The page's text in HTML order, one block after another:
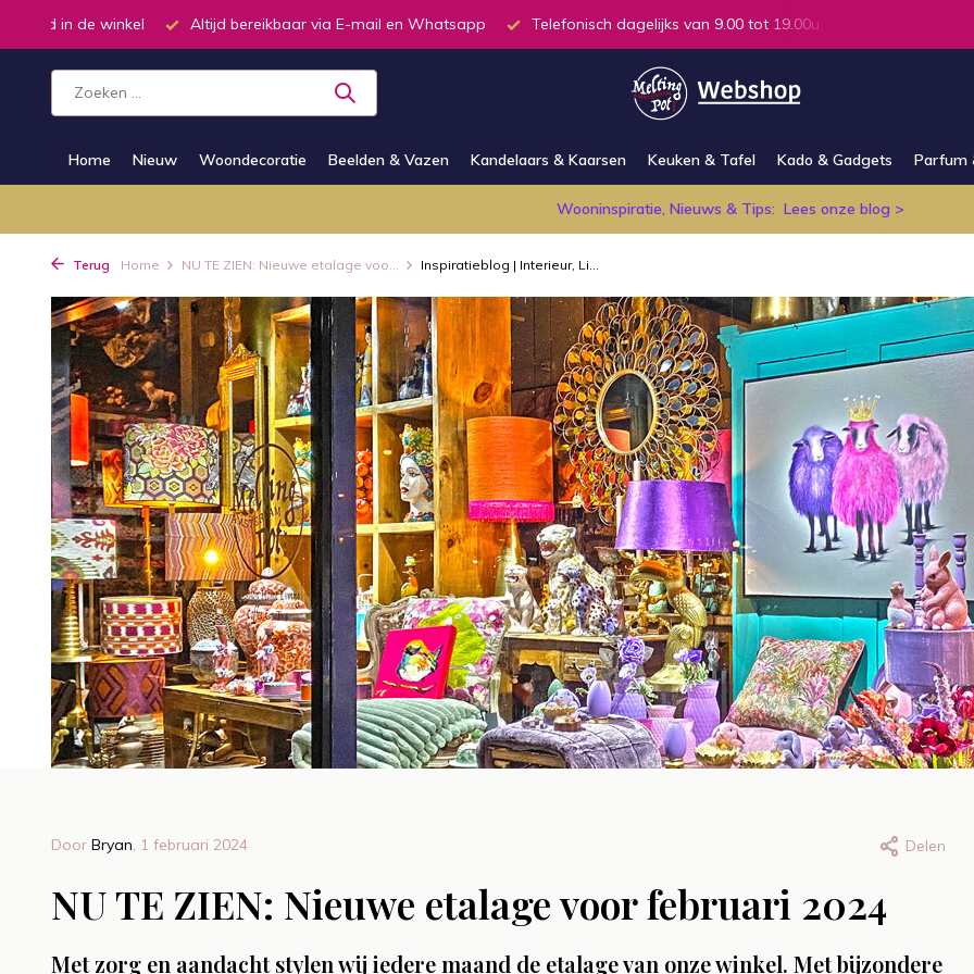
via E-mail en Whatsapp Telefonisch dagelijks van 9.00 tot 19.00u. Alle producten op voorraad in de winkel
Home Nieuw Woondecoratie Beelden & Vazen Kandelaars & Kaarsen Keuken & Tafel Kado & Gadgets Parfum
Wooninspiratie, Nieuws & Tips: Lees onze blog >
Terug Home NU TE ZIEN: Nieuwe etalage voo... Inspiratieblog | Interieur, Li...
Door Bryan, 1 februari 2024 Delen
NU TE ZIEN: Nieuwe etalage voor februari 2024
Met zorg en aandacht stylen wij iedere maand de etalage van onze winkel. Met bijzondere
14 juli 2026
Lampenkappen op
Op voorraad:
Door Bryan, 23 juli 2026
Welkom Eva!